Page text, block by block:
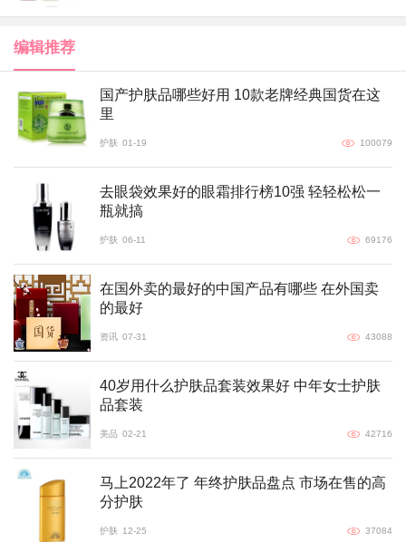
编辑推荐
国产护肤品哪些好用 10款老牌经典国货在这
里
护肤 01-19 100079
去眼袋效果好的眼霜排行榜10强 轻轻松松一
瓶就搞
护肤 06-11 69176
在国外卖的最好的中国产品有哪些 在外国卖
的最好
资讯 07-31 43088
40岁用什么护肤品套装效果好 中年女士护肤
品套装
美品 02-21 42716
马上2022年了 年终护肤品盘点 市场在售的高
分护肤
护肤 12-25 37084